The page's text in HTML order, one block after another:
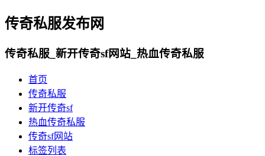
传奇私服发布网
传奇私服_新开传奇sf网站_热血传奇私服
首页
传奇私服
新开传奇sf
热血传奇私服
传奇sf网站
标签列表